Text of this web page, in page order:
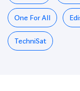
One For All
TechniSat